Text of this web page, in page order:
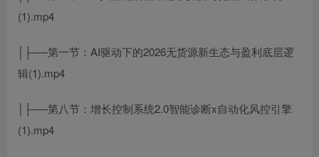
(1).mp4
│├──第一节：AI驱动下的2026无货源新生态与盈利底层逻
辑(1).mp4
│├──第八节：增长控制系统2.0智能诊断x自动化风控引擎
(1).mp4